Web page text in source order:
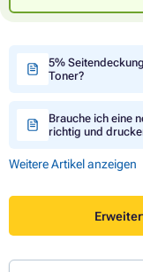
5%
Toner?
Brauche ich eine
richtig und
Weitere Artikel anzeigen